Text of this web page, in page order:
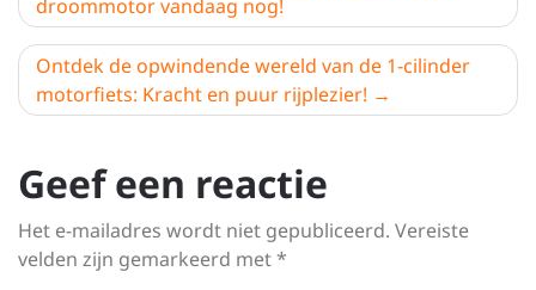
droommotor vandaag nog!
Ontdek de opwindende wereld van de 1-cilinder
motorfiets: Kracht en puur rijplezier!
Geef een reactie
Het e-mailadres wordt niet gepubliceerd. Vereiste
velden zijn gemarkeerd met*